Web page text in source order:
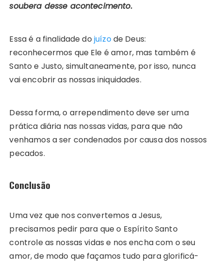
soubera desse acontecimento.
Essa é a finalidade do juízode Deus:
reconhecermos que Ele é amor, mas também é
Santo e Justo, simultaneamente, por isso, nunca
vai encobrir as nossas iniquidades.
Dessa forma, o arrependimento deve ser uma
prática diária nas nossas vidas, para que não
venhamos a ser condenados por causa dos nossos
pecados.
Conclusão
Uma vez que nos convertemos a Jesus,
precisamos pedir para que o Espírito Santo
controle as nossas vidas e nos encha com o seu
amor, de modo que façamos tudo para glorificá-